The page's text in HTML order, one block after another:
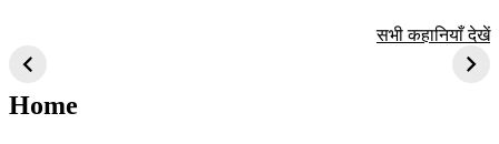
तकनीक जो आपको
2024 के लिए सीखनी
चाहिए
ऐतिहासिक स्थान
सभी कहानियाँ देखें
Home